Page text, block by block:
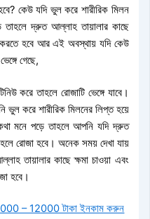
কেউ যদি ভুল করে শারীরিক মিলন
দ্রুত আল্লাহ তায়ালার কাছে
করতে হবে আর এই অবস্থায় যদি কেউ
গেছে,
করে তাহলে রোজাটি ভেঙ্গে যাবে।
করে শারীরিক মিলনের লিপ্ত হয়ে
মনে পড়ে তাহলে আপনি যদি দ্রুত
রোজা হবে। অনেক সময় দেখা যায়
তায়ালার কাছে ক্ষমা চাওয়া এবং
হবে।
– 12000 টাকা ইনকাম করুন